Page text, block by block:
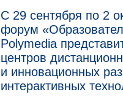
C 29 сентября по 2
форум
Polymedia
центров
и инновационных
интерактивных